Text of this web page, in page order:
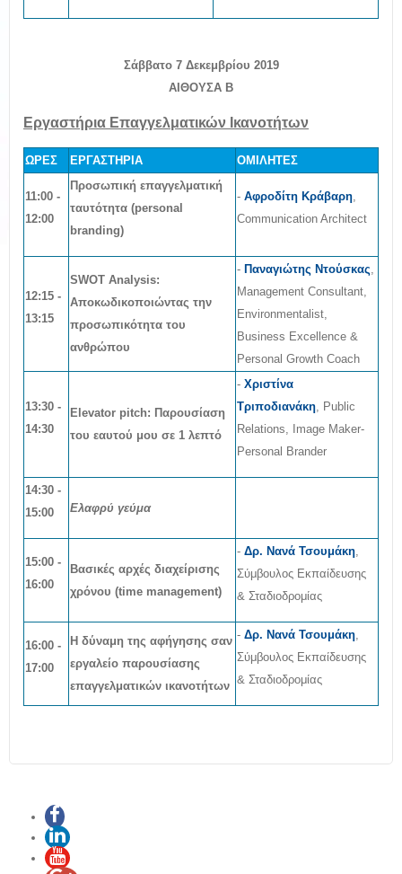
Σάββατο 7 Δεκεμβρίου 2019
ΑΙΘΟΥΣΑ Β
Εργαστήρια Επαγγελματικών Ικανοτήτων
ΩΡΕΣ ΕΡΓΑΣΤΗΡΙΑ ΟΜΙΛΗΤΕΣ
11:00 -
12:00
Προσωπική επαγγελματική
ταυτότητα (personal
branding)
- Αφροδίτη Κράβαρη,
Communication Architect
12:15 -
13:15
SWOT Analysis:
Αποκωδικοποιώντας την
προσωπικότητα του
ανθρώπου
- Παναγιώτης Ντούσκας,
Management Consultant,
Environmentalist,
Business Excellence &
Personal Growth Coach
13:30 -
14:30
Elevator pitch: Παρουσίαση
του εαυτού μου σε 1 λεπτό
- Χριστίνα
Τριποδιανάκη, Public
Relations, Image Maker-
Personal Brander
14:30 -
15:00
Ελαφρύ γεύμα
15:00 -
16:00
Βασικές αρχές διαχείρισης
χρόνου (time management)
- Δρ. Νανά Τσουμάκη,
Σύμβουλος Εκπαίδευσης
& Σταδιοδρομίας
16:00 -
17:00
Η δύναμη της αφήγησης σαν
εργαλείο παρουσίασης
επαγγελματικών ικανοτήτων
- Δρ. Νανά Τσουμάκη,
Σύμβουλος Εκπαίδευσης
& Σταδιοδρομίας